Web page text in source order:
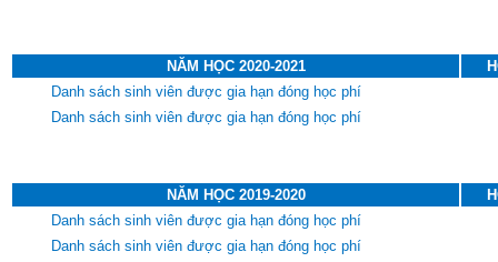
NĂM HỌC 2020-2021
Danh sách sinh viên được gia hạn đóng học phí
Danh sách sinh viên được gia hạn đóng học phí
NĂM HỌC 2019-2020
Danh sách sinh viên được gia hạn đóng học phí
Danh sách sinh viên được gia hạn đóng học phí